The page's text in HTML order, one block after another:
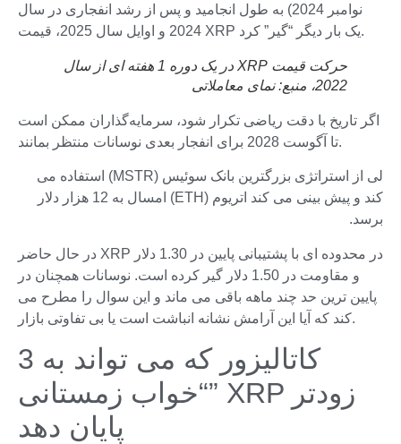
نوامبر 2024) به طول انجامید و پس از رشد انفجاری در سال
2024 و اوایل سال 2025، قیمت XRP یک بار دیگر “گیر” کرد.
حرکت قیمت XRP در یک دوره 1 هفته ای از سال
2022، منبع:
نمای معاملاتی
اگر تاریخ با دقت ریاضی تکرار شود، سرمایه‌گذاران ممکن است
تا آگوست 2028 برای انفجار بعدی نوسانات منتظر بمانند.
لی از استراتژی بزرگترین بانک سوئیس (MSTR) استفاده می
کند و پیش بینی می کند اتریوم (ETH) امسال به 12 هزار دلار
برسد.
در حال حاضر XRP در محدوده ای با پشتیبانی پایین در 1.30 دلار
و مقاومت در 1.50 دلار گیر کرده است. نوسانات همچنان در
پایین ترین حد چند ماهه باقی می ماند و این سوال را مطرح می
کند که آیا این آرامش نشانه انباشت است یا بی تفاوتی بازار.
3 کاتالیزور که می تواند به
“خواب زمستانی” XRP زودتر
پایان دهد